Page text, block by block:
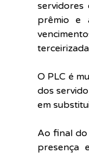
servidores
prêmio e
O PLC é
dos
em
Ao final do
presença